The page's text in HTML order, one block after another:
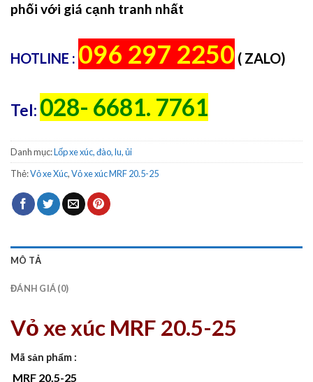
phối với giá cạnh tranh nhất
HOTLINE : 096 297 2250 ( ZALO)
Tel: 028- 6681. 7761
Danh mục:Lốp xe xúc, đào, lu, ủi
Thẻ:Vỏ xe Xúc,Vỏ xe xúc MRF 20.5-25
MÔ TẢ
ĐÁNH GIÁ (0)
Vỏ xe xúc MRF 20.5-25
Mã sản phẩm :
MRF 20.5-25